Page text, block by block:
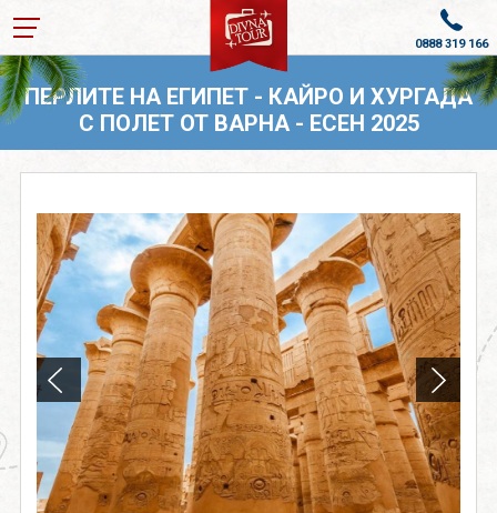
0888 319 166
ПОЧИВКИ В ТУРЦИЯ 2026
ПОЧИВКИ ОТ ВАРНА
КРУИЗИ
ПОЛЕТИ ДО ГЕРМАНИЯ
ПОЧИВКИ И ЕКСКУРЗИИ
ОЩЕ
За нас
Лиценз
Банкова сметка
Общи условия
Политика за
Контакти
ПЕРЛИТЕ НА ЕГИПЕТ - КАЙРО И ХУРГАДА
С ПОЛЕТ ОТ ВАРНА - ЕСЕН 2025